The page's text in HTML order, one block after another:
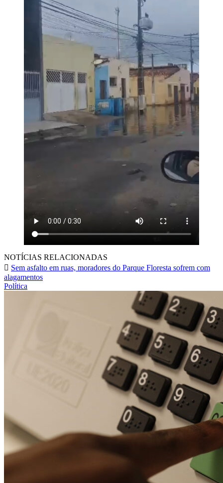
NOTÍCIAS RELACIONADAS
Sem asfalto em ruas, moradores do Parque Floresta sofrem com
alagamentos
Política